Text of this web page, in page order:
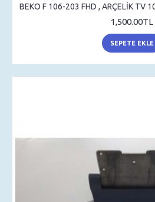
1,500.00TL
SEPETE EKLE